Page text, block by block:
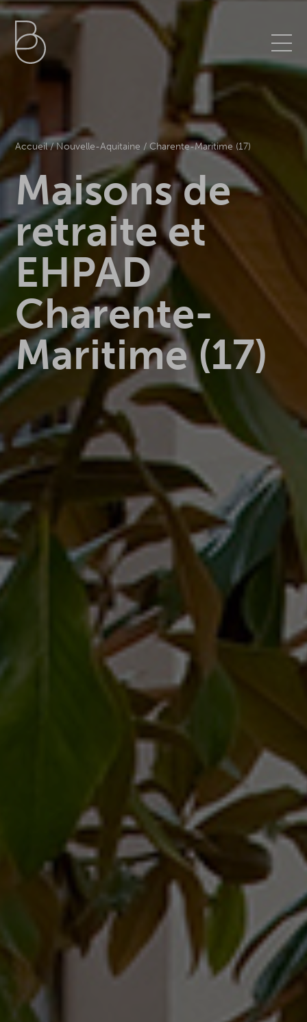
Aller
au
contenu
principal
Accueil/Nouvelle-Aquitaine /Charente-Maritime (17)
Maisons de
retraite et
EHPAD
Charente-
Maritime (17)
Centre de préférences de la confidentialité